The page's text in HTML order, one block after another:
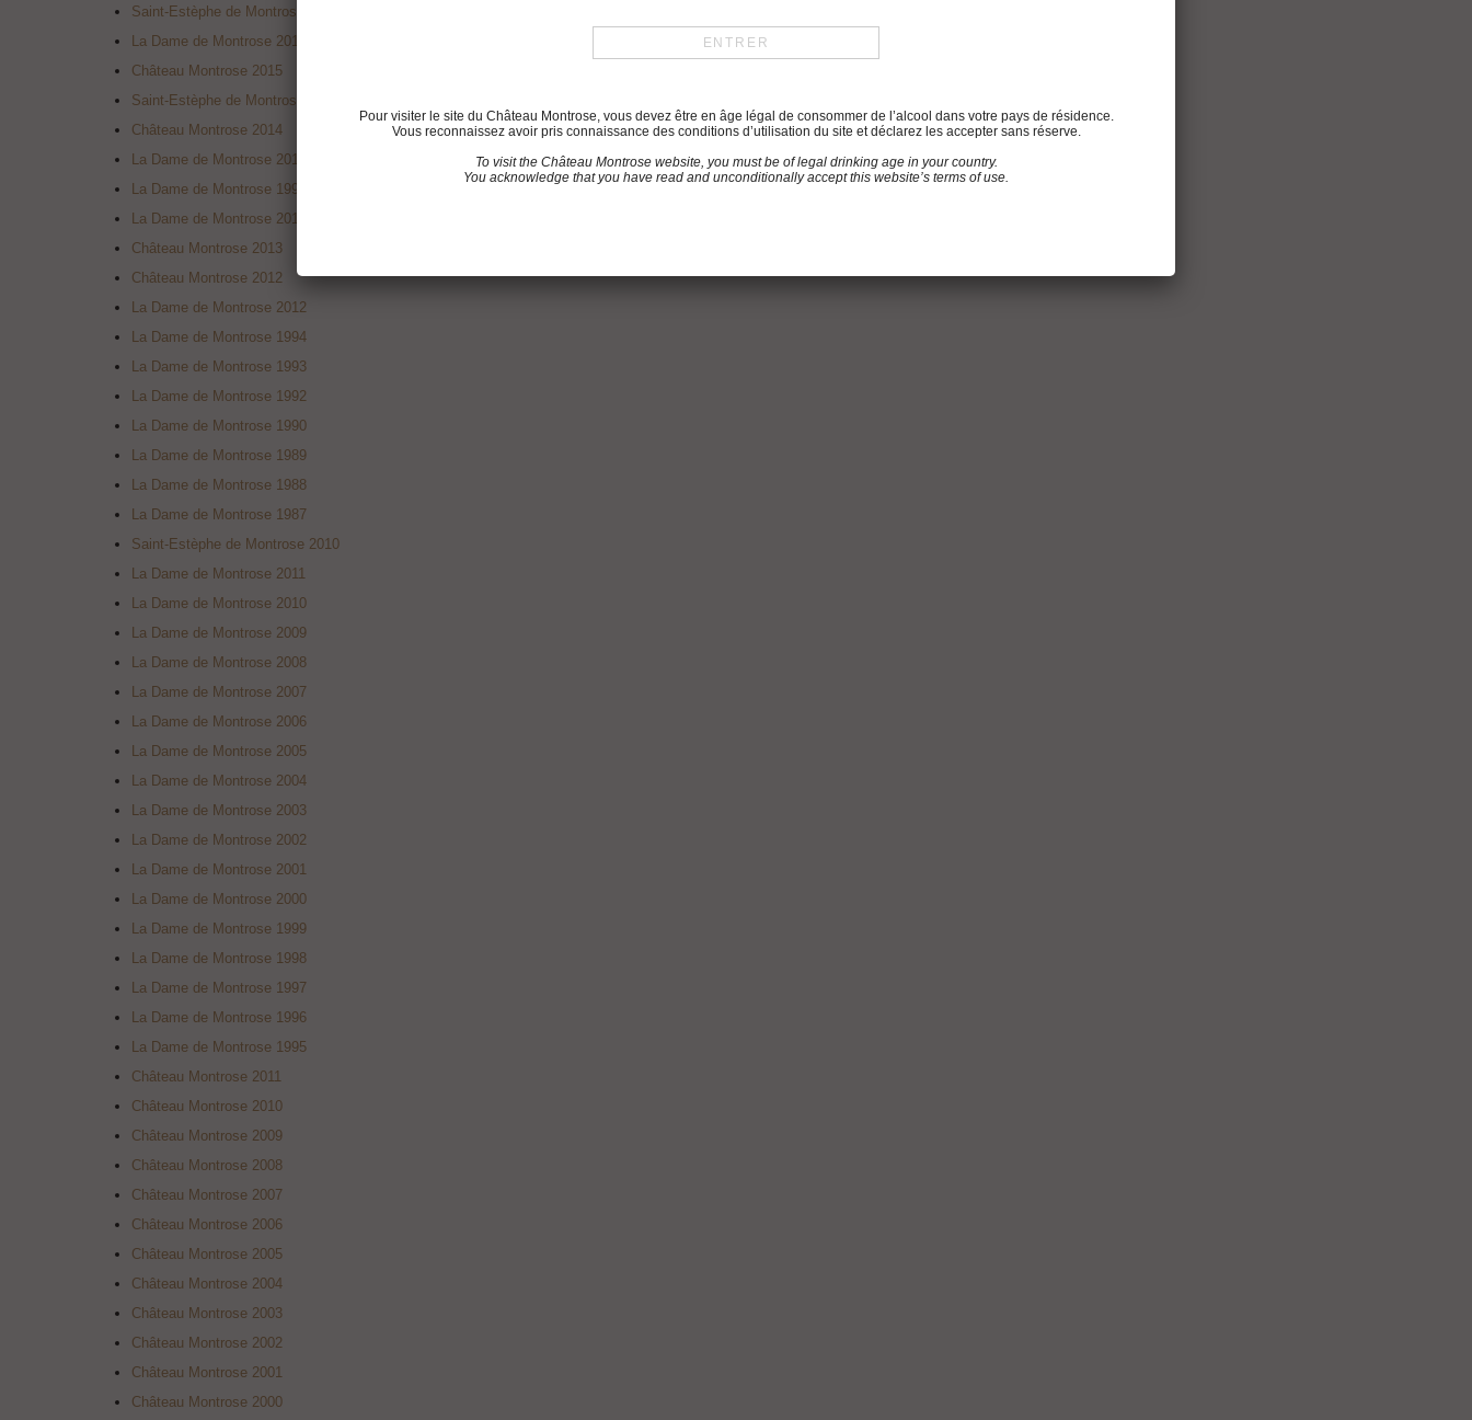
Saint-Estèphe de Montrose 2015
La Dame de Montrose 2015
Château Montrose 2015
Saint-Estèphe de Montrose 2014
Château Montrose 2014
La Dame de Montrose 2014
La Dame de Montrose 1991
La Dame de Montrose 2013
Château Montrose 2013
Château Montrose 2012
La Dame de Montrose 2012
La Dame de Montrose 1994
La Dame de Montrose 1993
La Dame de Montrose 1992
La Dame de Montrose 1990
La Dame de Montrose 1989
La Dame de Montrose 1988
La Dame de Montrose 1987
Saint-Estèphe de Montrose 2010
La Dame de Montrose 2011
La Dame de Montrose 2010
La Dame de Montrose 2009
La Dame de Montrose 2008
La Dame de Montrose 2007
La Dame de Montrose 2006
La Dame de Montrose 2005
La Dame de Montrose 2004
La Dame de Montrose 2003
La Dame de Montrose 2002
La Dame de Montrose 2001
La Dame de Montrose 2000
La Dame de Montrose 1999
La Dame de Montrose 1998
La Dame de Montrose 1997
La Dame de Montrose 1996
La Dame de Montrose 1995
Château Montrose 2011
Château Montrose 2010
Château Montrose 2009
Château Montrose 2008
Château Montrose 2007
Château Montrose 2006
Château Montrose 2005
Château Montrose 2004
Château Montrose 2003
Château Montrose 2002
Château Montrose 2001
Château Montrose 2000
Pour visiter le site du Château Montrose, vous devez être en âge légal de consommer de l’alcool dans votre pays de résidence.
Vous reconnaissez avoir pris connaissance des conditions d’utilisation du site et déclarez les accepter sans réserve.
To visit the Château Montrose website, you must be of legal drinking age in your country.
You acknowledge that you have read and unconditionally accept this website’s terms of use.